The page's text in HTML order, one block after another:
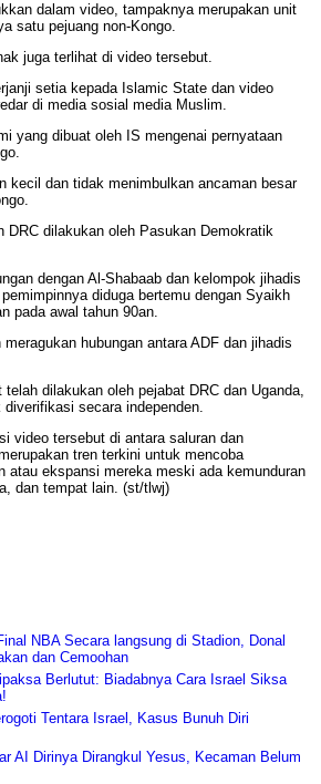
dalam video, tampaknya merupakan unit
satu pejuang non-Kongo.
juga terlihat di video tersebut.
setia kepada Islamic State dan video
di media sosial media Muslim.
yang dibuat oleh IS mengenai pernyataan
kecil dan tidak menimbulkan ancaman besar
DRC dilakukan oleh Pasukan Demokratik
dengan Al-Shabaab dan kelompok jihadis
diduga bertemu dengan Syaikh
pada awal tahun 90an.
hubungan antara ADF dan jihadis
dilakukan oleh pejabat DRC dan Uganda,
secara independen.
video tersebut di antara saluran dan
tren terkini untuk mencoba
atau ekspansi mereka meski ada kemunduran
dan tempat lain. (st/tlwj)
NBA Secara langsung di Stadion, Donal
dan Cemoohan
Berlutut: Biadabnya Cara Israel Siksa
Tentara Israel, Kasus Bunuh Diri
AI Dirinya Dirangkul Yesus, Kecaman Belum